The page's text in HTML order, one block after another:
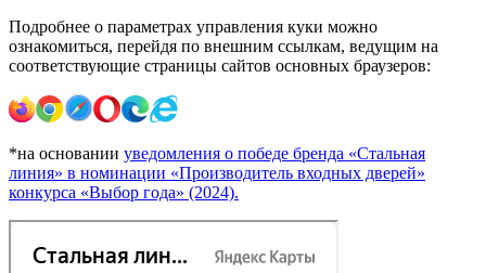
Подробнее о параметрах управления куки можно
ознакомиться, перейдя по внешним ссылкам, ведущим на
соответствующие страницы сайтов основных браузеров:
*на основании уведомления о победе бренда «Стальная
линия» в номинации «Производитель входных дверей»
конкурса «Выбор года» (2024).